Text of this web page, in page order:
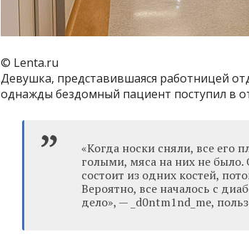
© Lenta.ru
Девушка, представившаяся работницей
однажды бездомный пациент поступил в
«Когда носки сняли, все его
голыми, мяса на них не было.
состоит из одних костей,
Вероятно, все началось с
дело», — _d0ntm1nd_me,